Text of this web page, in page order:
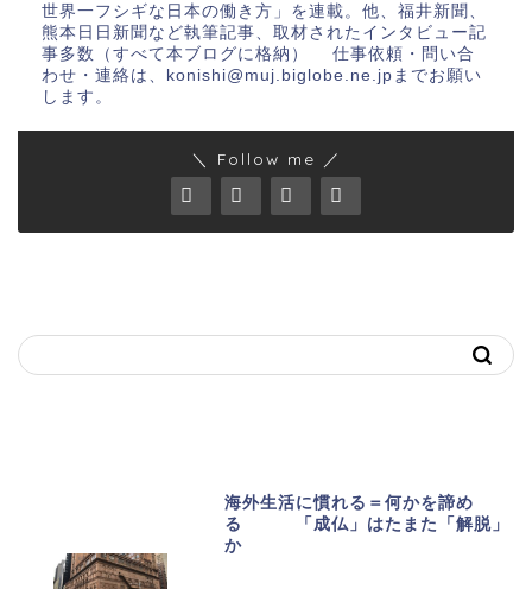
世界一フシギな日本の働き方」を連載。他、福井新聞、
熊本日日新聞など執筆記事、取材されたインタビュー記
事多数（すべて本ブログに格納） 仕事依頼・問い合
わせ・連絡は、konishi@muj.biglobe.ne.jpまでお願い
します。
＼ Follow me ／
海外生活に慣れる＝何かを諦め
る 「成仏」はたまた「解脱」
か